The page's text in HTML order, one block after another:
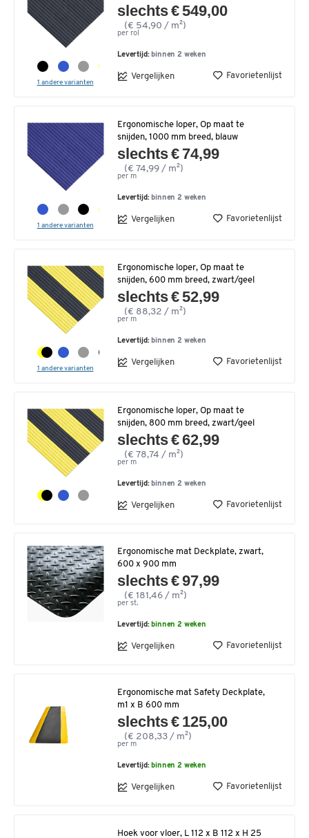
1 andere varianten
slechts € 549,00
(€ 54,90 / m²)
per rol
Levertijd:binnen 2 weken
Vergelijken Favorietenlijst
1 andere varianten
Ergonomische loper, Op maat te
snijden, 1000 mm breed, blauw
slechts € 74,99
(€ 74,99 / m²)
per m
Levertijd:binnen 2 weken
Vergelijken Favorietenlijst
1 andere varianten
Ergonomische loper, Op maat te
snijden, 600 mm breed, zwart/geel
slechts € 52,99
(€ 88,32 / m²)
per m
Levertijd:binnen 2 weken
Vergelijken Favorietenlijst
Ergonomische loper, Op maat te
snijden, 800 mm breed, zwart/geel
slechts € 62,99
(€ 78,74 / m²)
per m
Levertijd:binnen 2 weken
Vergelijken Favorietenlijst
Ergonomische mat Deckplate, zwart,
600 x 900 mm
slechts € 97,99
(€ 181,46 / m²)
per st.
Levertijd:binnen 2 weken
Vergelijken Favorietenlijst
Ergonomische mat Safety Deckplate,
m1 x B 600 mm
slechts € 125,00
(€ 208,33 / m²)
per m
Levertijd:binnen 2 weken
Vergelijken Favorietenlijst
Hoek voor vloer, L 112 x B 112 x H 25